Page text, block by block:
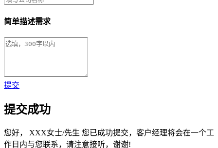
简单描述需求
提交
提交成功
您好， XXX女士/先生 您已成功提交，客户经理将会在一个工
作日内与您联系，请注意接听，谢谢!